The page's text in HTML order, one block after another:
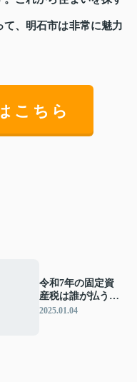
、明石市は非常に魅力
こちら
令和7年の固定資
産税は誰が払う？
不動産取得時の負
2025.01.04